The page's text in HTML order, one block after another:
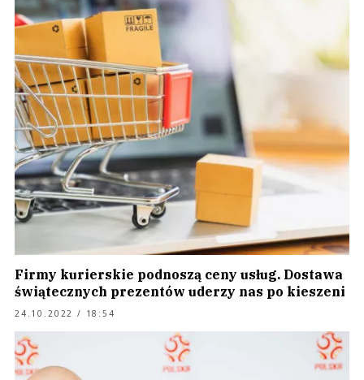
Firmy kurierskie podnoszą ceny usług. Dostawa
świątecznych prezentów uderzy nas po kieszeni
24.10.2022 / 18:54